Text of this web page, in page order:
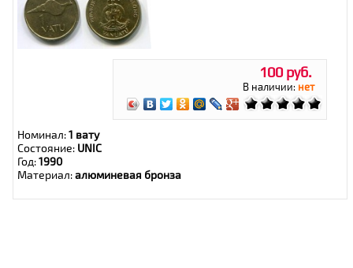
100 руб.
В наличии: нет
Номинал:1 вату
Состояние: UNIC
Год:1990
Материал:алюминевая бронза